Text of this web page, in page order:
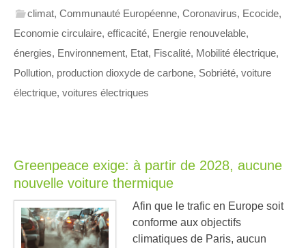
climat,Communauté Européenne,Coronavirus, Ecocide,
Economie circulaire, efficacité, Energie renouvelable,
énergies, Environnement, Etat, Fiscalité, Mobilité électrique,
Pollution, production dioxyde de carbone, Sobriété, voiture
électrique, voitures électriques
Greenpeace exige: à partir de 2028, aucune
nouvelle voiture thermique
Afin que le trafic en Europe soit
conforme aux objectifs
climatiques de Paris, aucun